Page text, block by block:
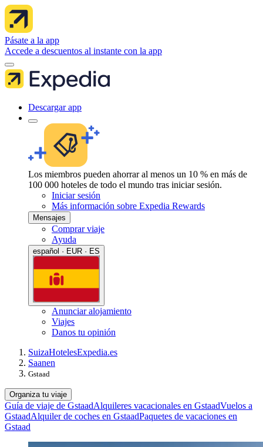
Pásate a la app
Accede a descuentos al instante con la app
Descargar app
Los miembros pueden ahorrar al menos un 10 % en más de
100 000 hoteles de todo el mundo tras iniciar sesión.
Iniciar sesión
Más información sobre Expedia Rewards
Mensajes
Comprar viaje
Ayuda
español · EUR · ES
Anunciar alojamiento
Viajes
Danos tu opinión
SuizaHotelesExpedia.es
Saanen
Gstaad
Organiza tu viaje
Guía de viaje de GstaadAlquileres vacacionales en GstaadVuelos a
GstaadAlquiler de coches en GstaadPaquetes de vacaciones en
Gstaad